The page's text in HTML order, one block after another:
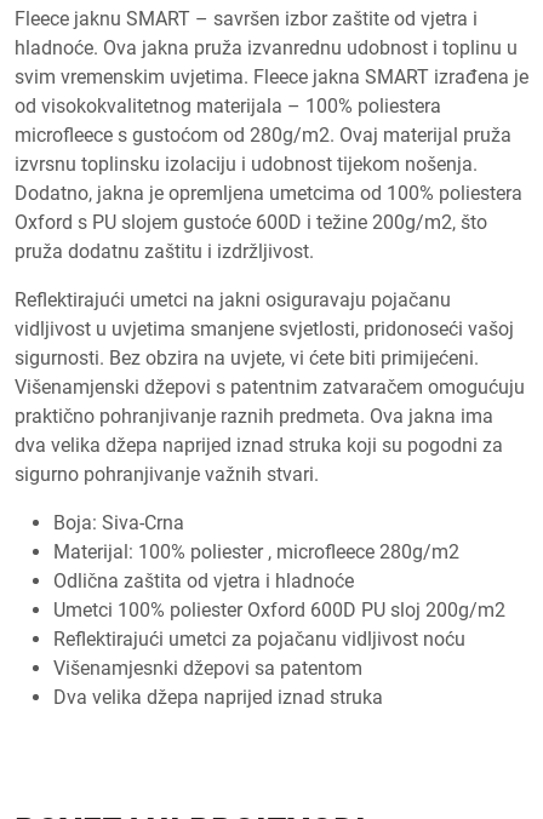
Fleece jaknu SMART – savršen izbor zaštite od vjetra i
hladnoće. Ova jakna pruža izvanrednu udobnost i toplinu u
svim vremenskim uvjetima. Fleece jakna SMART izrađena je
od visokokvalitetnog materijala – 100% poliestera
microfleece s gustoćom od 280g/m2. Ovaj materijal pruža
izvrsnu toplinsku izolaciju i udobnost tijekom nošenja.
Dodatno, jakna je opremljena umetcima od 100% poliestera
Oxford s PU slojem gustoće 600D i težine 200g/m2, što
pruža dodatnu zaštitu i izdržljivost.
Reflektirajući umetci na jakni osiguravaju pojačanu
vidljivost u uvjetima smanjene svjetlosti, pridonoseći vašoj
sigurnosti. Bez obzira na uvjete, vi ćete biti primijećeni.
Višenamjenski džepovi s patentnim zatvaračem omogućuju
praktično pohranjivanje raznih predmeta. Ova jakna ima
dva velika džepa naprijed iznad struka koji su pogodni za
sigurno pohranjivanje važnih stvari.
Boja: Siva-Crna
Materijal: 100% poliester , microfleece 280g/m2
Odlična zaštita od vjetra i hladnoće
Umetci 100% poliester Oxford 600D PU sloj 200g/m2
Reflektirajući umetci za pojačanu vidljivost noću
Višenamjesnki džepovi sa patentom
Dva velika džepa naprijed iznad struka